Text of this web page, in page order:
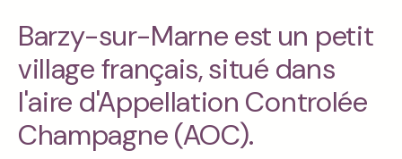
Barzy-sur-Marne est un petit
village français, situé dans
l'aire d'Appellation Controlée
Champagne (AOC).